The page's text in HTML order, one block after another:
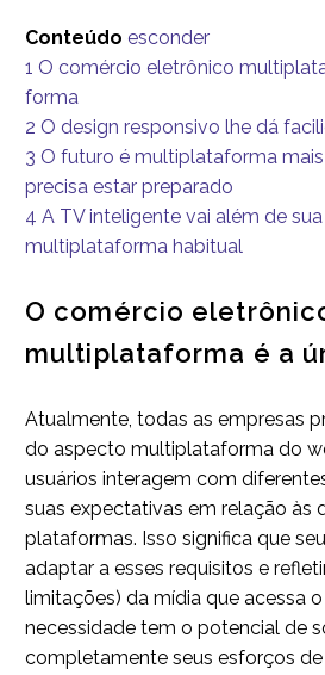
Conteúdo esconder
1 O comércio eletrônico
forma
2 O design responsivo lhe dá
3 O futuro é multiplataforma
precisa estar preparado
4 A TV inteligente vai além de
multiplataforma habitual
O comércio
multiplataforma é a
Atualmente, todas as empresas
do aspecto multiplataforma do
usuários interagem com
suas expectativas em relação às
plataformas. Isso significa que
adaptar a esses requisitos e
limitações) da mídia que acessa o
necessidade tem o potencial de
completamente seus esforços